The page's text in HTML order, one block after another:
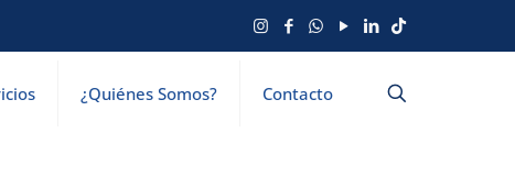
¿Quiénes Somos? Contacto